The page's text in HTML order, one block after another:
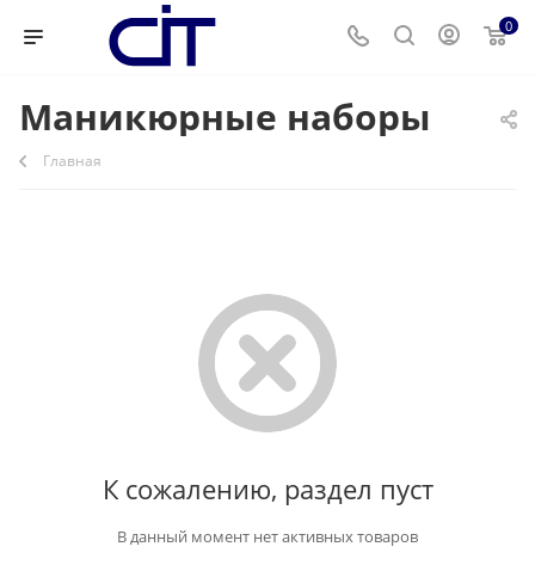
0
Маникюрные наборы
Главная
К сожалению, раздел пуст
В данный момент нет активных товаров